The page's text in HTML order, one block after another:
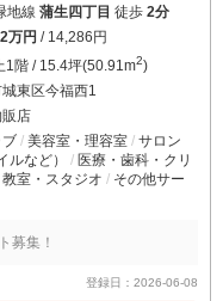
地線 蒲生四丁目 徒歩 2分
万円 / 14,286円
1階 / 15.4坪(50.91m2)
東区今福西1
店
美容室・理容室
サロン
ルなど）
医療・歯科・クリ
室・スタジオ
その他サー
募集！
登録日：2026-06-08